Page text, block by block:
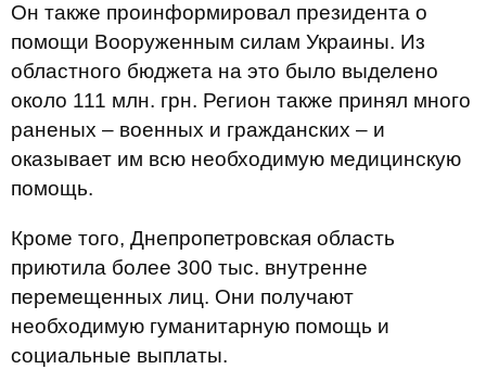
Он также проинформировал президента о
помощи Вооруженным силам Украины. Из
областного бюджета на это было выделено
около 111 млн. грн. Регион также принял много
раненых – военных и гражданских – и
оказывает им всю необходимую медицинскую
помощь.
Кроме того, Днепропетровская область
приютила более 300 тыс. внутренне
перемещенных лиц. Они получают
необходимую гуманитарную помощь и
социальные выплаты.